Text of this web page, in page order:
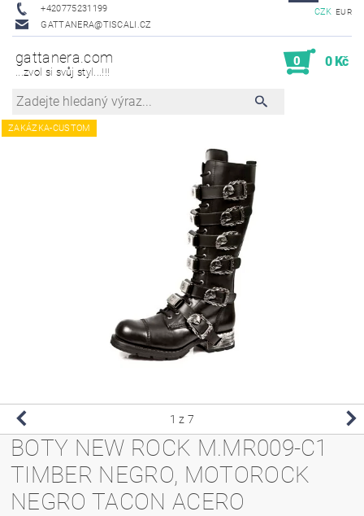
+420775231199
GATTANERA@TISCALI.CZ
CZK EUR
gattanera.com
...zvol si svůj styl...!!!
0 0 Kč
ZAKÁZKA-CUSTOM
1 z 7
BOTY NEW ROCK M.MR009-C1
TIMBER NEGRO, MOTOROCK
NEGRO TACON ACERO